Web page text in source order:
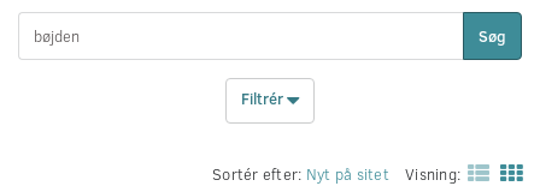
Søg
Filtrér
Sortér efter: Nyt på sitet Visning: